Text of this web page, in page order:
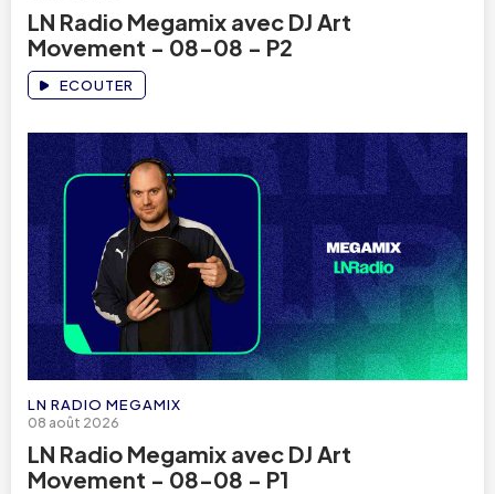
LN Radio Megamix avec DJ Art
Movement - 08-08 - P2
ECOUTER
LN RADIO MEGAMIX
08 août 2026
LN Radio Megamix avec DJ Art
Movement - 08-08 - P1